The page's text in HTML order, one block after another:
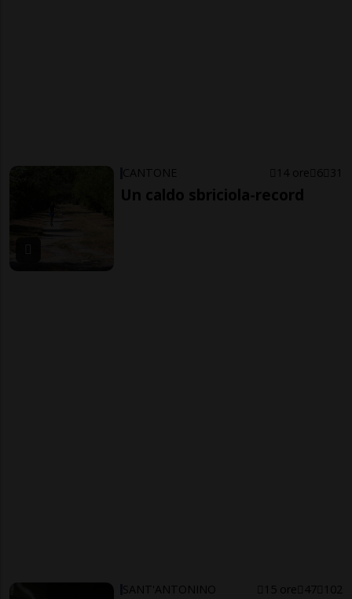
CANTONE 14 ore 6 31
Un caldo sbriciola-record
SANT'ANTONINO 15 ore 47 102